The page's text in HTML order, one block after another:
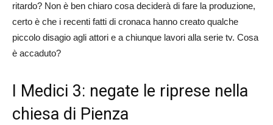
ritardo? Non è ben chiaro cosa deciderà di fare la produzione,
certo è che i recenti fatti di cronaca hanno creato qualche
piccolo disagio agli attori e a chiunque lavori alla serie tv. Cosa
è accaduto?
I Medici 3: negate le riprese nella
chiesa di Pienza